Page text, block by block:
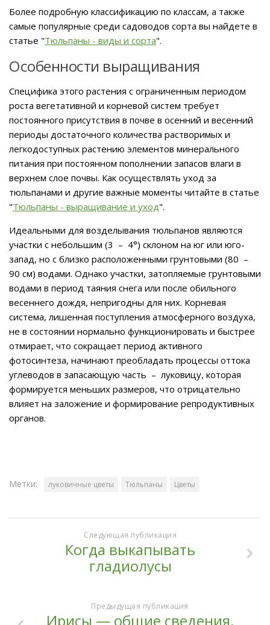
Более подробную классификацию по классам, а также
самые популярные среди садоводов сорта вы найдете в
статье "Тюльпаны - виды и сорта".
Особенности выращивания
Специфика этого растения с ограниченным периодом
роста вегетативной и корневой систем требует
постоянного присутствия в почве в осенний и весенний
периоды достаточного количества растворимых и
легкодоступных растению элементов минерального
питания при постоянном пополнении запасов влаги в
верхнем слое почвы. Как осуществлять уход за
тюльпанами и другие важные моменты читайте в статье
"Тюльпаны - выращивание и уход".
Идеальными для возделывания тюльпанов являются
участки с небольшим (3 – 4°) склоном на юг или юго-
запад, но с близко расположенными грунтовыми (80 –
90 см) водами. Однако участки, затопляемые грунтовыми
водами в период таяния снега или после обильного
весеннего дождя, непригодны для них. Корневая
система, лишенная поступления атмосферного воздуха,
не в состоянии нормально функционировать и быстрее
отмирает, что сокращает период активного
фотосинтеза, начинают преобладать процессы оттока
углеводов в запасающую часть – луковицу, которая
формируется меньших размеров, что отрицательно
влияет на заложение и формирование репродуктивных
органов.
Метки: луковичные цветы Тюльпаны Цветы
Следующая публикация
Когда выкапывать
гладиолусы
Предыдущая публикация
Ирисы — общие сведения,